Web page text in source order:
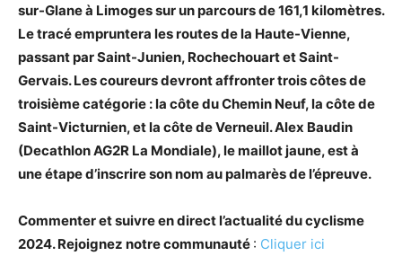
sur-Glane à Limoges sur un parcours de 161,1 kilomètres.
Le tracé empruntera les routes de la Haute-Vienne,
passant par Saint-Junien, Rochechouart et Saint-
Gervais. Les coureurs devront affronter trois côtes de
troisième catégorie : la côte du Chemin Neuf, la côte de
Saint-Victurnien, et la côte de Verneuil. Alex Baudin
(Decathlon AG2R La Mondiale), le maillot jaune, est à
une étape d’inscrire son nom au palmarès de l’épreuve.
Commenter et suivre en direct l’actualité du cyclisme
2024. Rejoignez notre communauté : Cliquer ici